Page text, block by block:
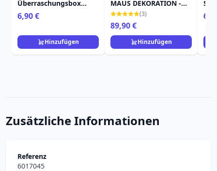
Überraschungsbox
Prinzessinnenurlaub -
Disney
6,90 €
Hinzufügen
MAUS DEKORATION -
DISNEY DEPARTMENT 56
(3)
89,90 €
Hinzufügen
Zusätzliche Informationen
Referenz
6017045